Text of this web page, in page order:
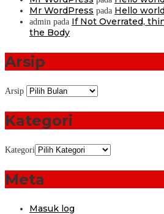
Mr WordPress pada Hello
admin pada If Not Overrated,
the Body
Arsip
Arsip
Kategori
Kategori
Meta
Masuk log